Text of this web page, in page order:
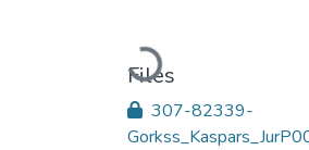
Loading...
Files
307-82339-